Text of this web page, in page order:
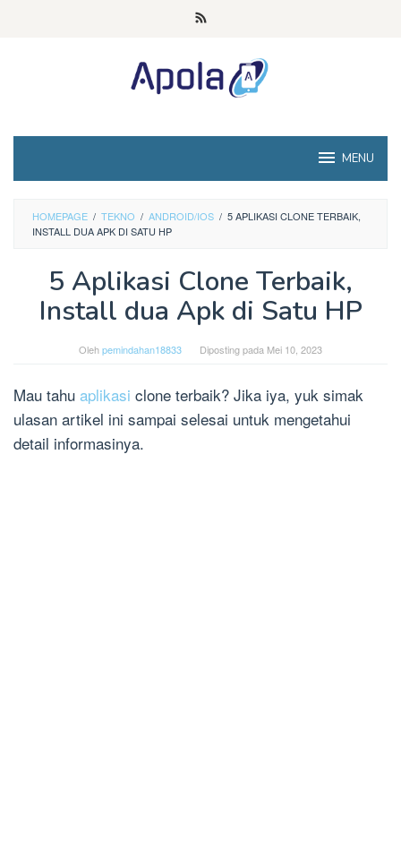
MENU
HOMEPAGE / TEKNO / ANDROID/IOS / 5 APLIKASI CLONE TERBAIK,
INSTALL DUA APK DI SATU HP
5 Aplikasi Clone Terbaik,
Install dua Apk di Satu HP
Olehpemindahan18833 Diposting pada Mei 10, 2023
Mau tahu aplikasi clone terbaik? Jika iya, yuk simak
ulasan artikel ini sampai selesai untuk mengetahui
detail informasinya.